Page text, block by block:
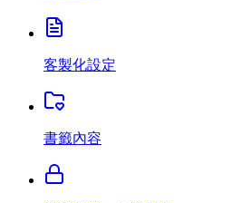
客製化設定
書籤內容